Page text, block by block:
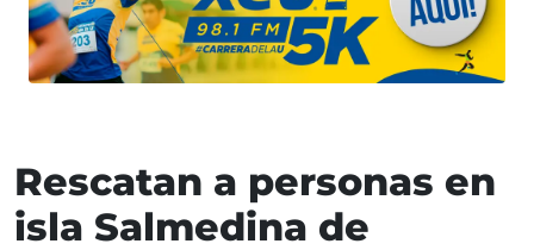
Rescatan a personas en
isla Salmedina de